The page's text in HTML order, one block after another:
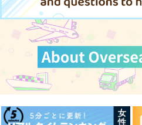
ヴィクトル領主の黒蛇
紅茶シフォン
292円（税込）
ヴィクトル×勝生勇利
師弟アンブレ
ーセット
Abyss
715円（税込）
ヴィクトル×勝
サンプル
カート カ